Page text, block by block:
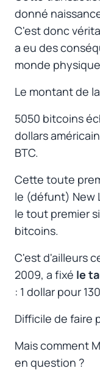
donné
C'est donc
a eu des
monde
Le montant de
5050 bitcoins
dollars
BTC.
Cette toute
le (défunt) New
le tout premier
bitcoins.
C'est d'ailleurs
2009, a fixé le
: 1 dollar pour
Difficile de faire
Mais comment
en question ?